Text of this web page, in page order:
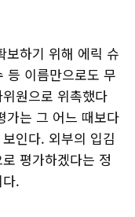
보하기 위해 에릭 슈
등 이름만으로도 무
원으로 위촉했다
가는 그 어느 때보다
인다. 외부의 입김
평가하겠다는 정
.